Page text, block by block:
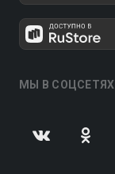
МЫ В СОЦСЕТЯХ